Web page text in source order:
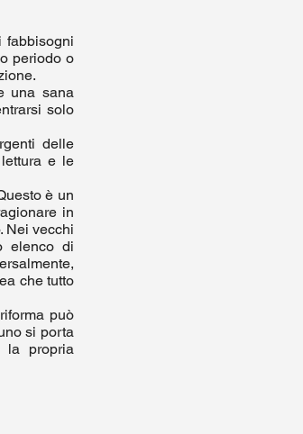
fabbisogni
periodo o
una sana
solo
delle
e le
è un
in
Nei vecchi
elenco di
che tutto
può
si porta
la propria